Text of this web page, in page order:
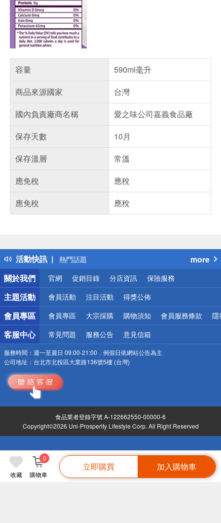
收藏 購物車
0
立即購買 加入購物車
容量
590ml毫升
商品來源國家
台灣
國內負責廠商名稱
愛之味公司嘉義食品廠
保存天數
10月
保存溫層
常溫
應免稅
應稅
應免稅
應稅
活動快訊
得獎公告
熱門話題
銀行優惠
偏遠地區配送
詐騙網頁！請小心！
more
關於我們
官網 促銷目錄 分店資訊 保險服務
主題活動 會員活動 注目活動 得獎公佈
會員專區 會員專區 大宗採購 購物須知 會員服務條款 隱
客服中心 常見問題 服務公告 意見信箱
服務時間： 週一至週日 09:00-21:00，例假日依網站公告為主
公司地址： 台北市北投區大業路136號5樓 (台灣)
食品業者登錄字號 A-122662550-00000-6
Copyright©2026 Uni-Prosperity Lifestyle Corp. All Right Reserved